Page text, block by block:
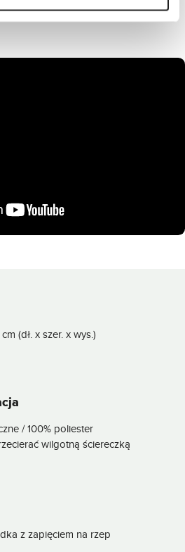
(dł. x szer. x wys.)
/ 100% poliester
wilgotną ściereczką
z zapięciem na rzep